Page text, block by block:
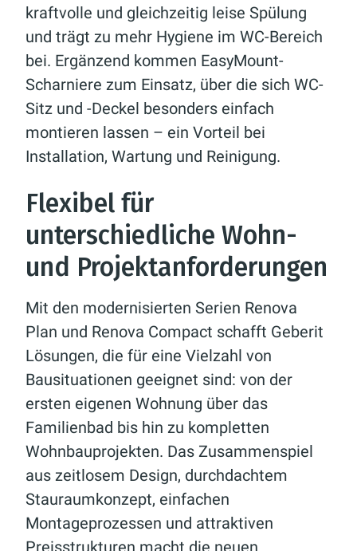
kraftvolle und gleichzeitig leise Spülung
und trägt zu mehr Hygiene im WC-Bereich
bei. Ergänzend kommen EasyMount-
Scharniere zum Einsatz, über die sich WC-
Sitz und -Deckel besonders einfach
montieren lassen – ein Vorteil bei
Installation, Wartung und Reinigung.
Flexibel für
unterschiedliche Wohn-
und Projektanforderungen
Mit den modernisierten Serien Renova
Plan und Renova Compact schafft Geberit
Lösungen, die für eine Vielzahl von
Bausituationen geeignet sind: von der
ersten eigenen Wohnung über das
Familienbad bis hin zu kompletten
Wohnbauprojekten. Das Zusammenspiel
aus zeitlosem Design, durchdachtem
Stauraumkonzept, einfachen
Montageprozessen und attraktiven
Preisstrukturen macht die neuen